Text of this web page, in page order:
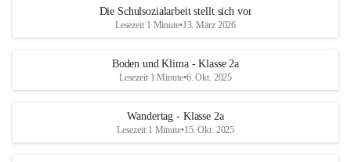
Die Schulsozialarbeit stellt sich vor
Lesezeit 1 Minute•13. März 2026
Boden und Klima - Klasse 2a
Lesezeit 1 Minute•6. Okt. 2025
Wandertag - Klasse 2a
Lesezeit 1 Minute•15. Okt. 2025